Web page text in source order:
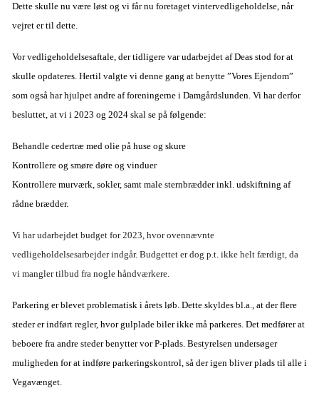
Dette skulle nu være løst og vi får nu foretaget vintervedligeholdelse, når
vejret er til dette.
Vor vedligeholdelsesaftale, der tidligere var udarbejdet af Deas stod for at
skulle opdateres. Hertil valgte vi denne gang at benytte ”Vores Ejendom”
som også har hjulpet andre af foreningerne i Damgårdslunden. Vi har derfor
besluttet, at vi i 2023 og 2024 skal se på følgende:
Behandle cedertræ med olie på huse og skure
Kontrollere og smøre døre og vinduer
Kontrollere murværk, sokler, samt male sternbrædder inkl. udskiftning af
rådne brædder.
Vi har udarbejdet budget for 2023, hvor ovennævnte
vedligeholdelsesarbejderindgår. Budgettet er dog p.t. ikke helt færdigt, da
vi mangler tilbud fra nogle håndværkere.
Parkering er blevet problematisk i årets løb. Dette skyldes bl.a., at der flere
steder er indført regler, hvor gulplade biler ikke må parkeres. Det medfører at
beboere fra andre steder benytter vor P-plads. Bestyrelsen undersøger
muligheden for at indføre parkeringskontrol, så der igen bliver plads til alle i
Vegavænget.